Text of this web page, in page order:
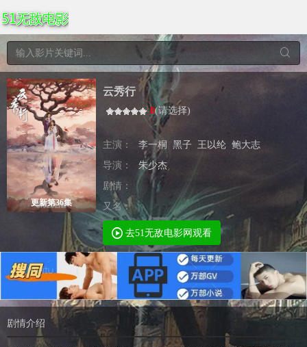
更新第36集
云秀行
0(请选择)
主演： 李一桐 黑子 王以纶 鲍大志
导演：
朱少杰
剧情：
又名：
去51无敌电影网观看
剧情介绍